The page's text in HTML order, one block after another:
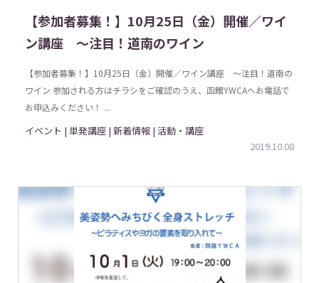
【参加者募集！】10月25日（金）開催／ワイ
ン講座 〜注目！道南のワイン
【参加者募集！】10月25日（金）開催／ワイン講座 〜注目！道南の
ワイン 参加される方はチラシをご確認のうえ、函館YWCAへお電話で
お申込みください！ ...
イベント | 単発講座 | 新着情報 | 活動・講座
2019.10.08